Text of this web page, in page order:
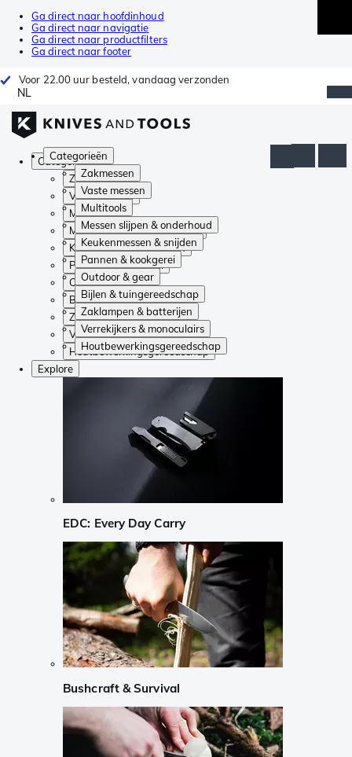
Ga direct naar hoofdinhoud
Ga direct naar navigatie
Ga direct naar productfilters
Ga direct naar footer
Voor 22.00 uur besteld, vandaag verzonden
NL
Categorieën
Zakmessen
Vaste messen
Multitools
Messen slijpen & onderhoud
Keukenmessen & snijden
Pannen & kookgerei
Outdoor & gear
Bijlen & tuingereedschap
Zaklampen & batterijen
Verrekijkers & monoculairs
Houtbewerkingsgereedschap
Categorieën
Zakmessen
Vaste messen
Multitools
Messen slijpen & onderhoud
Keukenmessen & snijden
Pannen & kookgerei
Outdoor & gear
Bijlen & tuingereedschap
Zaklampen & batterijen
Verrekijkers & monoculairs
Houtbewerkingsgereedschap
Explore
EDC: Every Day Carry
Bushcraft & Survival